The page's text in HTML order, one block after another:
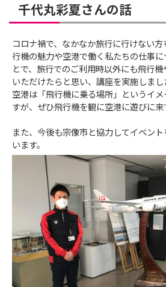
千代丸彩夏さんの話
コロナ禍で、なかなか旅行に行けない
行機の魅力や空港で働く私たちの仕事
とで、旅行でのご利用時以外にも飛行
いただけたらと思い、講座を実施しまし
空港は「飛行機に乗る場所」というイ
すが、ぜひ飛行機を観に空港に遊びに来
また、今後も宗像市と協力してイベン
います。